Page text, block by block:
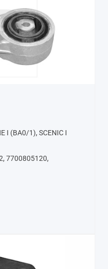
I (BA0/1), SCENIC I
7700805120,